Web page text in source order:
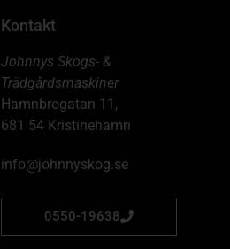
Kontakt
Johnnys Skogs- &
Trädgårdsmaskiner
Hamnbrogatan 11,
681 54 Kristinehamn
info@johnnyskog.se
0550-19638